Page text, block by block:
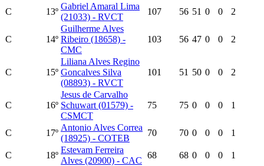
C 13º
Gabriel Amaral Lima
(21033) - RVCT
107 56 51 0 0 2
C 14º
Guilherme Alves
Ribeiro (18658) -
CMC
103 56 47 0 0 2
C 15º
Liliana Alves Regino
Goncalves Silva
(08893) - RVCT
101 51 50 0 0 2
C 16º
Jesus de Carvalho
Schuwart (01579) -
CSMCT
75 75 0 0 0 1
C 17º
Antonio Alves Correa
(18925) - COTEB
70 70 0 0 0 1
C 18º
Estevam Ferreira
Alves (20900) - CAC
68 68 0 0 0 1